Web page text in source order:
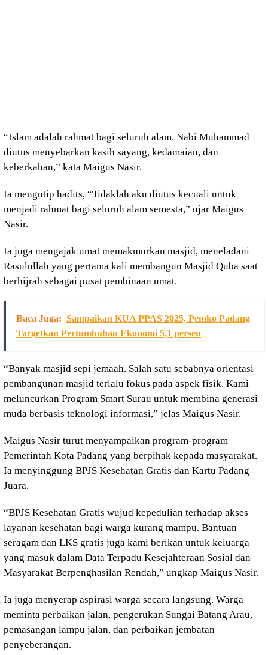
“Islam adalah rahmat bagi seluruh alam. Nabi Muhammad
diutus menyebarkan kasih sayang, kedamaian, dan
keberkahan,” kata Maigus Nasir.
Ia mengutip hadits, “Tidaklah aku diutus kecuali untuk
menjadi rahmat bagi seluruh alam semesta,” ujar Maigus
Nasir.
Ia juga mengajak umat memakmurkan masjid, meneladani
Rasulullah yang pertama kali membangun Masjid Quba saat
berhijrah sebagai pusat pembinaan umat.
Baca Juga: Sampaikan KUA PPAS 2025, Pemko Padang
Targetkan Pertumbuhan Ekonomi 5,1 persen
“Banyak masjid sepi jemaah. Salah satu sebabnya orientasi
pembangunan masjid terlalu fokus pada aspek fisik. Kami
meluncurkan Program Smart Surau untuk membina generasi
muda berbasis teknologi informasi,” jelas Maigus Nasir.
Maigus Nasir turut menyampaikan program-program
Pemerintah Kota Padang yang berpihak kepada masyarakat.
Ia menyinggung BPJS Kesehatan Gratis dan Kartu Padang
Juara.
“BPJS Kesehatan Gratis wujud kepedulian terhadap akses
layanan kesehatan bagi warga kurang mampu. Bantuan
seragam dan LKS gratis juga kami berikan untuk keluarga
yang masuk dalam Data Terpadu Kesejahteraan Sosial dan
Masyarakat Berpenghasilan Rendah,” ungkap Maigus Nasir.
Ia juga menyerap aspirasi warga secara langsung. Warga
meminta perbaikan jalan, pengerukan Sungai Batang Arau,
pemasangan lampu jalan, dan perbaikan jembatan
penyeberangan.